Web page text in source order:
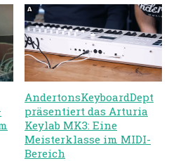
AndertonsKeyboardDept
präsentiert das Arturia
Keylab MK3: Eine
Meisterklasse im MIDI-
Bereich